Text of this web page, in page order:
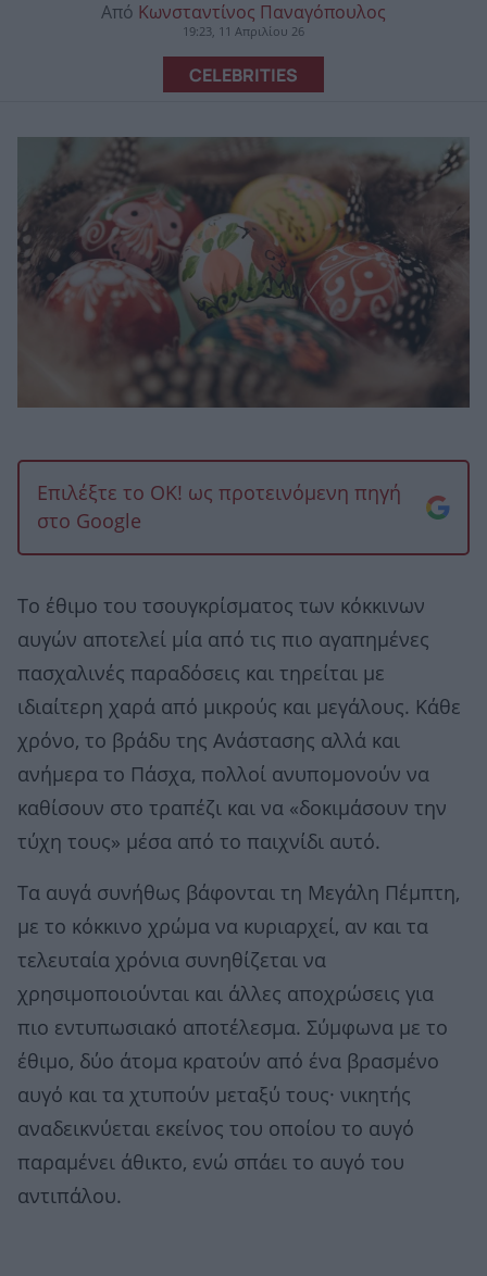
Από Κωνσταντίνος Παναγόπουλος
19:23, 11 Απριλίου 26
CELEBRITIES
Επιλέξτε το OK! ως προτεινόμενη πηγή
στο Google
Το έθιμο του τσουγκρίσματος των κόκκινων
αυγών αποτελεί μία από τις πιο αγαπημένες
πασχαλινές παραδόσεις και τηρείται με
ιδιαίτερη χαρά από μικρούς και μεγάλους. Κάθε
χρόνο, το βράδυ της Ανάστασης αλλά και
ανήμερα το Πάσχα, πολλοί ανυπομονούν να
καθίσουν στο τραπέζι και να «δοκιμάσουν την
τύχη τους» μέσα από το παιχνίδι αυτό.
Τα αυγά συνήθως βάφονται τη Μεγάλη Πέμπτη,
με το κόκκινο χρώμα να κυριαρχεί, αν και τα
τελευταία χρόνια συνηθίζεται να
χρησιμοποιούνται και άλλες αποχρώσεις για
πιο εντυπωσιακό αποτέλεσμα. Σύμφωνα με το
έθιμο, δύο άτομα κρατούν από ένα βρασμένο
αυγό και τα χτυπούν μεταξύ τους· νικητής
αναδεικνύεται εκείνος του οποίου το αυγό
παραμένει άθικτο, ενώ σπάει το αυγό του
αντιπάλου.